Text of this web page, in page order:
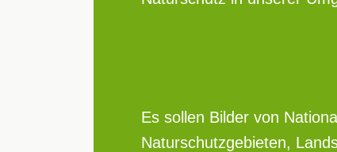
Es sollen Bilder von
Naturschutzgebieten,